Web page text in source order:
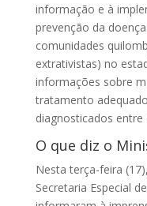
informação e à
prevenção da
comunidades
extrativistas) no
informações sobre
tratamento
diagnosticados entre
O que diz o
Nesta terça-feira
Secretaria Especial